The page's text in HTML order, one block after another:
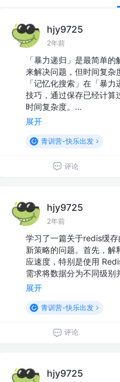
hjy9725
2年前
「暴力递归」是最简单
来解决问题，但时间复杂
「记忆化搜索」在「暴
技巧，通过保存已经计算
时间复杂度。…
展开
青训营-快乐出发
评论
hjy9725
2年前
学习了一篇关于redis缓
新策略的问题。首先，解
应速度，特别是使用
需求将数据分为不同级
展开
青训营-快乐出发
评论
hjy9725